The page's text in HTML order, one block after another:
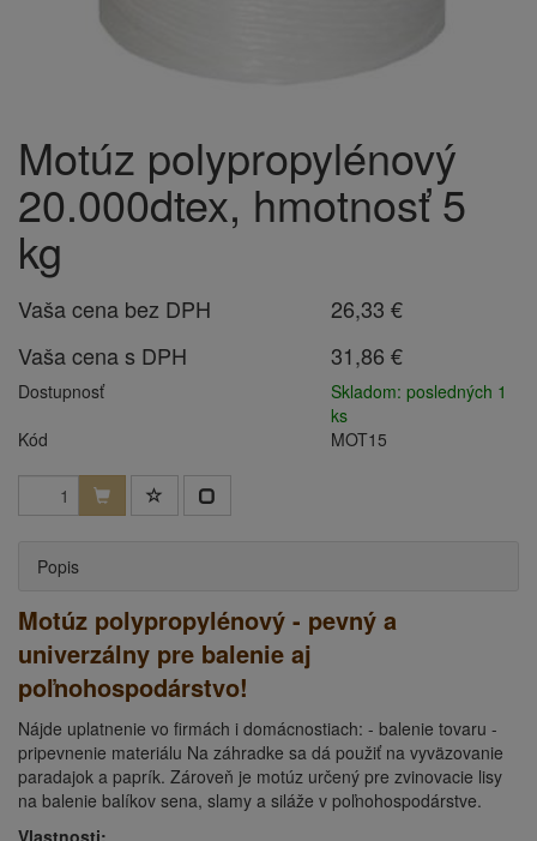
Motúz polypropylénový
20.000dtex, hmotnosť 5
kg
Vaša cena bez DPH
26,33 €
Vaša cena s DPH
31,86 €
Dostupnosť
Skladom: posledných 1
ks
Kód
MOT15
Popis
Motúz polypropylénový - pevný a
univerzálny pre balenie aj
poľnohospodárstvo!
Nájde uplatnenie vo firmách i domácnostiach: - balenie tovaru -
pripevnenie materiálu Na záhradke sa dá použiť na vyväzovanie
paradajok a paprík. Zároveň je motúz určený pre zvinovacie lisy
na balenie balíkov sena, slamy a siláže v poľnohospodárstve.
Vlastnosti: